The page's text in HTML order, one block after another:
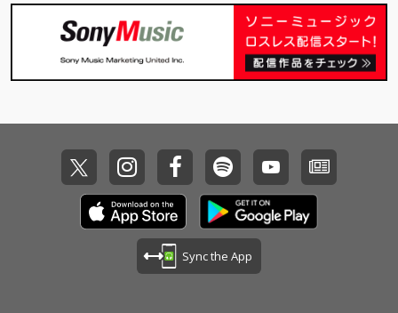
x」、そして「Intellige
nt Bad Bwoy」をSton
es TaroやBig Animal T
heoryが再解釈したRe
mixも収録。 また、BI
作したVaVaによるセル
たスペシャルバージョ
ンも収録した、フルボ
リュームな内容となっ
ている。 ソリッドなア
ートワークは、BIMの
「Non Fiction feat. No
Buses」も手がけたPe
Sync the App